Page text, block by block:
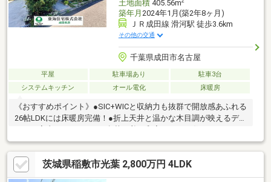
土地面積405.56m
築年月 2024年1月(築2年8ヶ月)
ＪＲ成田線 滑河駅 徒歩3.6km
その他の交通
千葉県成田市名古屋
平屋 駐車場あり
駐車3台
システムキッチン
オール電化 床暖房
《おすすめポイント》●SIC+WICと収納力も抜群で開放感あふれる
26帖LDKには床暖房完備！●折上天井と温かな木目調が映えるデザ
来客時もセカンドカーにも便利なカースペースは3台駐車可能で
す！《東海住宅 成田支店の特徴》●他の物件もご案内可能です、
気になる物件まとめてご紹介いたします●この街を知り尽くした
プロだから、「買う」も「売る」も強い。初めての購入でも、住
茨城県稲敷市光葉 2,800万円 4LDK